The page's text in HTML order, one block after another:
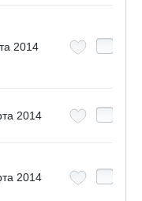
2014
2014
2014